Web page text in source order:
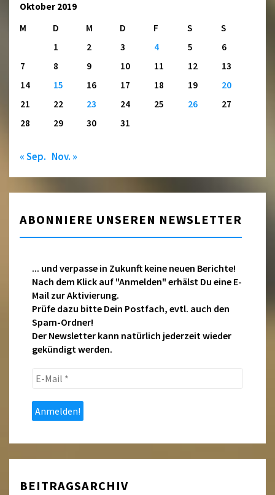
Oktober 2019
M
D M D F S
S
1
2 3 4 5
6
7
8 9 10 11 12
13
14
15 16 17 18 19
20
21
22 23 24 25 26
27
28
29 30 31
« Sep. Nov. »
ABONNIERE UNSEREN NEWSLETTER
... und verpasse in Zukunft keine neuen Berichte!
Nach dem Klick auf "Anmelden" erhälst Du eine E-
Mail zur Aktivierung.
Prüfe dazu bitte Dein Postfach, evtl. auch den
Spam-Ordner!
Der Newsletter kann natürlich jederzeit wieder
gekündigt werden.
E-
*
BEITRAGSARCHIV